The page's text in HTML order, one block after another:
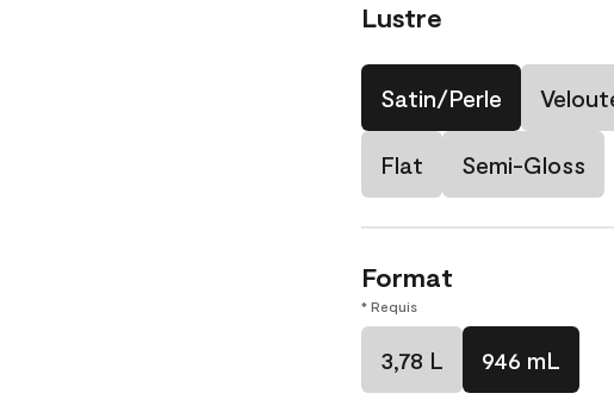
Lustre
Satin/Perle
Flat Semi-Gloss
Format
* Requis
3,78 L 946 mL